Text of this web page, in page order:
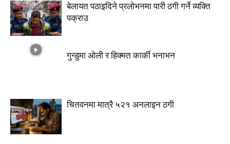
बेलायत पठाइदिने प्रलाेभनमा पारी ठगी गर्ने व्यक्ति
पक्राउ
गुन्डुमा ओली र हिक्मत कार्की भनाभन
चितवनमा मात्रै ५२१ अनलाइन ठगी